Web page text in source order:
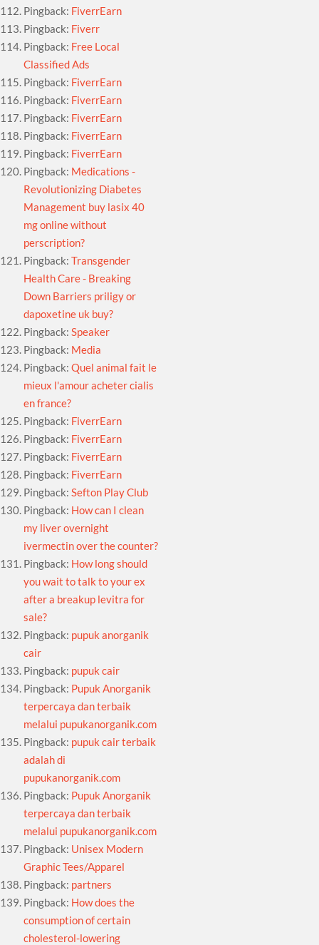
Pingback: FiverrEarn
Pingback: Fiverr
Pingback: Free Local
Classified Ads
Pingback: FiverrEarn
Pingback: FiverrEarn
Pingback: FiverrEarn
Pingback: FiverrEarn
Pingback: FiverrEarn
Pingback: Medications -
Revolutionizing Diabetes
Management buy lasix 40
mg online without
perscription?
Pingback:Transgender
Health Care - Breaking
Down Barriers priligy or
dapoxetine uk buy?
Pingback: Speaker
Pingback: Media
Pingback:Quel animal fait le
mieux l'amour acheter cialis
en france?
Pingback: FiverrEarn
Pingback: FiverrEarn
Pingback: FiverrEarn
Pingback: FiverrEarn
Pingback: Sefton Play Club
Pingback: How can I clean
my liver overnight
ivermectin over the counter?
Pingback: How long should
you wait to talk to your ex
after a breakup levitra for
sale?
Pingback: pupuk anorganik
cair
Pingback: pupuk cair
Pingback: Pupuk Anorganik
terpercaya dan terbaik
melalui pupukanorganik.com
Pingback: pupuk cair terbaik
adalah di
pupukanorganik.com
Pingback: Pupuk Anorganik
terpercaya dan terbaik
melalui pupukanorganik.com
Pingback: Unisex Modern
Graphic Tees/Apparel
Pingback: partners
Pingback: How does the
consumption of certain
cholesterol-lowering